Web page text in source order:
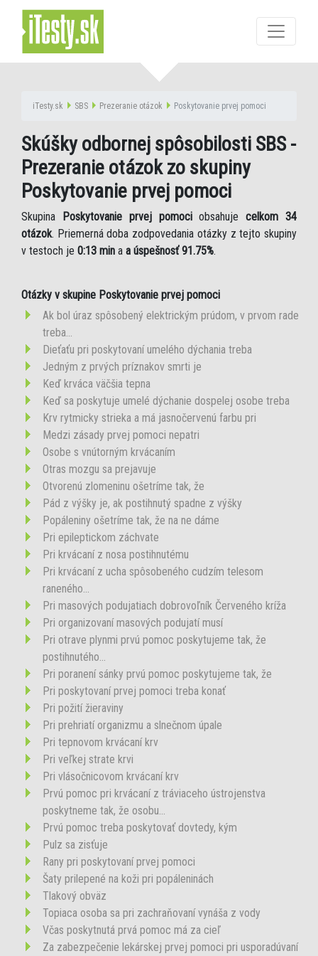
iTesty.sk SBS Prezeranie otázok Poskytovanie prvej pomoci
Skúšky odbornej spôsobilosti SBS -
Prezeranie otázok zo skupiny
Poskytovanie prvej pomoci
Skupina Poskytovanie prvej pomociobsahujecelkom 34
otázok. Priemerná doba zodpovedania otázky z tejto skupiny
v testoch je 0:13 min a a úspešnosť 91.75%.
Otázky v skupine Poskytovanie prvej pomoci
Ak bol úraz spôsobený elektrickým prúdom, v prvom rade
treba...
Dieťaťu pri poskytovaní umelého dýchania treba
Jedným z prvých príznakov smrti je
Keď krváca väčšia tepna
Keď sa poskytuje umelé dýchanie dospelej osobe treba
Krv rytmicky strieka a má jasnočervenú farbu pri
Medzi zásady prvej pomoci nepatri
Osobe s vnútorným krvácaním
Otras mozgu sa prejavuje
Otvorenú zlomeninu ošetríme tak, že
Pád z výšky je, ak postihnutý spadne z výšky
Popáleniny ošetríme tak, že na ne dáme
Pri epileptickom záchvate
Pri krvácaní z nosa postihnutému
Pri krvácaní z ucha spôsobeného cudzím telesom
raneného...
Pri masových podujatiach dobrovoľník Červeného kríža
Pri organizovaní masových podujatí musí
Pri otrave plynmi prvú pomoc poskytujeme tak, že
postihnutého...
Pri poranení sánky prvú pomoc poskytujeme tak, že
Pri poskytovaní prvej pomoci treba konať
Pri požití žieraviny
Pri prehriatí organizmu a slnečnom úpale
Pri tepnovom krvácaní krv
Pri veľkej strate krvi
Pri vlásočnicovom krvácaní krv
Prvú pomoc pri krvácaní z tráviaceho ústrojenstva
poskytneme tak, že osobu...
Prvú pomoc treba poskytovať dovtedy, kým
Pulz sa zisťuje
Rany pri poskytovaní prvej pomoci
Šaty prilepené na koži pri popáleninách
Tlakový obväz
Topiaca osoba sa pri zachraňovaní vynáša z vody
Včas poskytnutá prvá pomoc má za cieľ
Za zabezpečenie lekárskej prvej pomoci pri usporadúvaní